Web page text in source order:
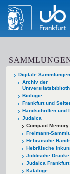
Digitale Sammlungen
Archiv der
Biologie
Frankfurt und
Handschriften und
Judaica
Compact Memory
Freimann-
Hebräische
Hebräische
Jiddische Drucke
Judaica Frankfurt
Kataloge